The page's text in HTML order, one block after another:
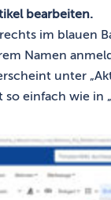
bearbeiten.
im blauen
Namen
unter
einfach wie in